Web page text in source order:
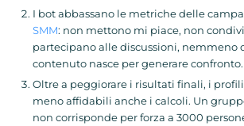
I bot abbassano le metriche delle
SMM: non mettono mi piace, non
partecipano alle discussioni, nemmeno
contenuto nasce per generare confronto.
Oltre a peggiorare i risultati finali, i
meno affidabili anche i calcoli. Un
non corrisponde per forza a 3000